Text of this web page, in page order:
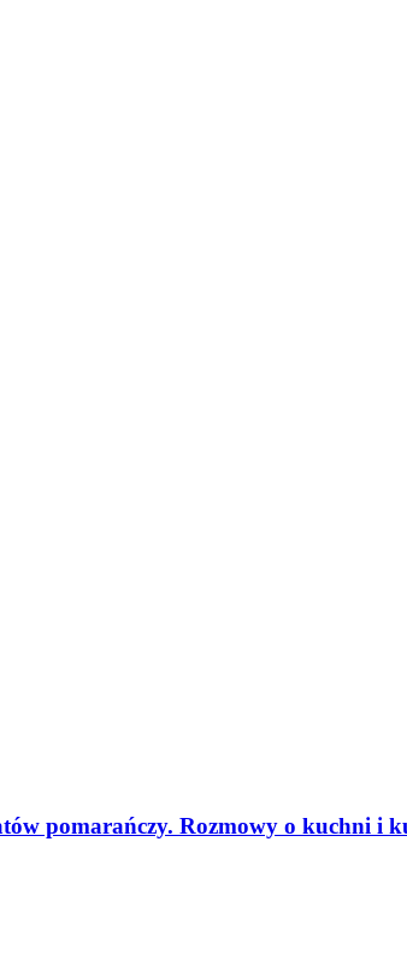
pomarańczy. Rozmowy o kuchni i